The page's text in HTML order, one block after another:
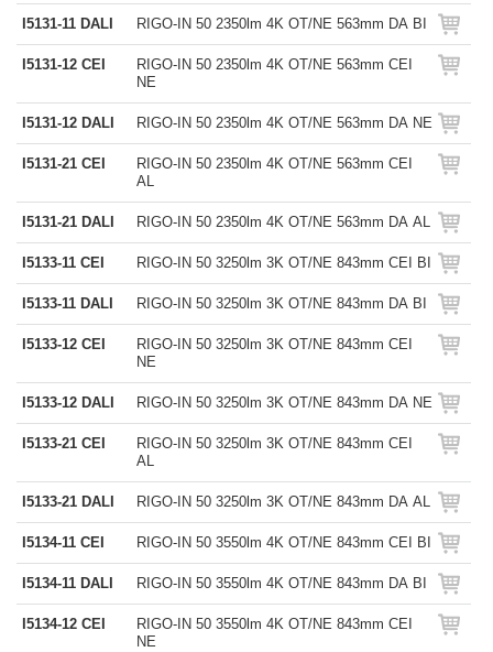
I5131-11 DALI RIGO-IN 50 2350lm 4K OT/NE 563mm DA BI
I5131-12 CEI
RIGO-IN 50 2350lm 4K OT/NE 563mm CEI
NE
I5131-12 DALI RIGO-IN 50 2350lm 4K OT/NE 563mm DA NE
I5131-21 CEI
RIGO-IN 50 2350lm 4K OT/NE 563mm CEI
AL
I5131-21 DALI RIGO-IN 50 2350lm 4K OT/NE 563mm DA AL
I5133-11 CEI RIGO-IN 50 3250lm 3K OT/NE 843mm CEI BI
I5133-11 DALI RIGO-IN 50 3250lm 3K OT/NE 843mm DA BI
I5133-12 CEI
RIGO-IN 50 3250lm 3K OT/NE 843mm CEI
NE
I5133-12 DALI RIGO-IN 50 3250lm 3K OT/NE 843mm DA NE
I5133-21 CEI
RIGO-IN 50 3250lm 3K OT/NE 843mm CEI
AL
I5133-21 DALI RIGO-IN 50 3250lm 3K OT/NE 843mm DA AL
I5134-11 CEI RIGO-IN 50 3550lm 4K OT/NE 843mm CEI BI
I5134-11 DALI RIGO-IN 50 3550lm 4K OT/NE 843mm DA BI
I5134-12 CEI
RIGO-IN 50 3550lm 4K OT/NE 843mm CEI
NE